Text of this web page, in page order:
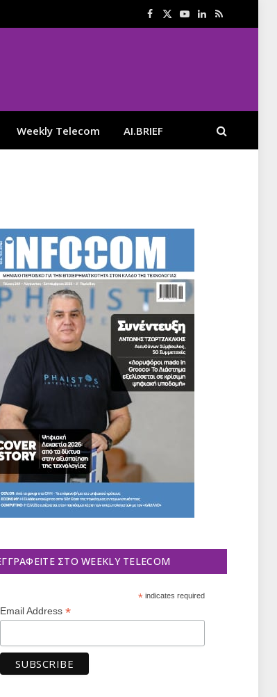
Facebook
X
YouTube
LinkedIn
RSS
Weekly Telecom AI.BRIEF
ΣΤΟ WEEKLY TELECOM
*indicates required
Email Address *